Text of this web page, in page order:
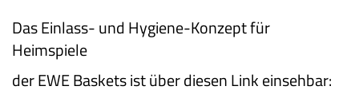
Das Einlass- und Hygiene-Konzept für
Heimspiele
der EWE Baskets ist über diesen Link einsehbar: